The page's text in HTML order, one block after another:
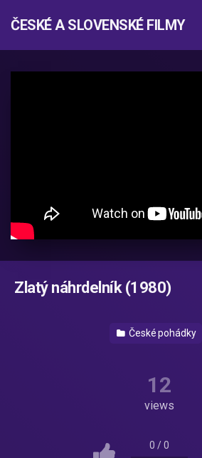
ČESKÉ A SLOVENSKÉ FILMY
Zlatý náhrdelník (1980)
České pohádky
12
views
0 /0